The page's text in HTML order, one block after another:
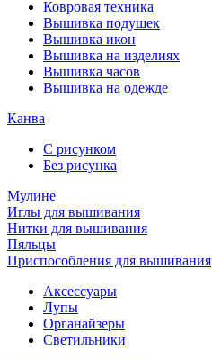
Ковровая техника
Вышивка подушек
Вышивка икон
Вышивка на изделиях
Вышивка часов
Вышивка на одежде
Канва
С рисунком
Без рисунка
Мулине
Иглы для вышивания
Нитки для вышивания
Пяльцы
Приспособления для вышивания
Аксессуары
Лупы
Органайзеры
Светильники